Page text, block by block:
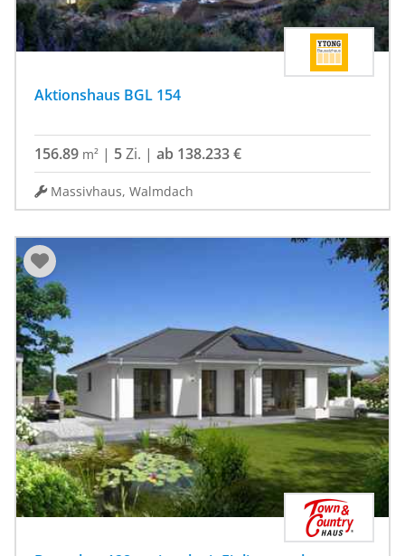
Aktionshaus BGL 154
156.89 m² | 5Zi. | ab 138.233 €
Massivhaus, Walmdach